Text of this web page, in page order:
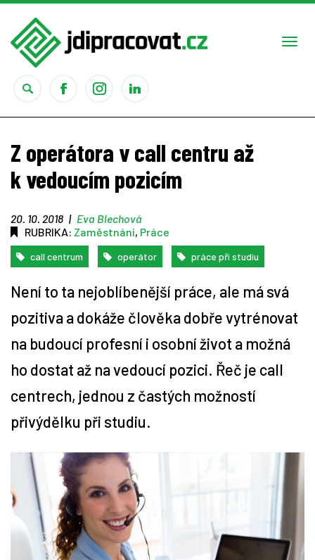
Obory
Rady
Seriály
Tipy
Soutěže
Z operátora v call centru až
k vedoucím pozicím
20. 10. 2018 | Eva Blechová
RUBRIKA: Zaměstnání, Práce
call centrum operátor práce při studiu
Není to ta nejoblíbenější práce, ale má svá
pozitiva a dokáže člověka dobře vytrénovat
na budoucí profesní i osobní život a možná
ho dostat až na vedoucí pozici. Řeč je call
centrech, jednou z častých možností
přivýdělku při studiu.